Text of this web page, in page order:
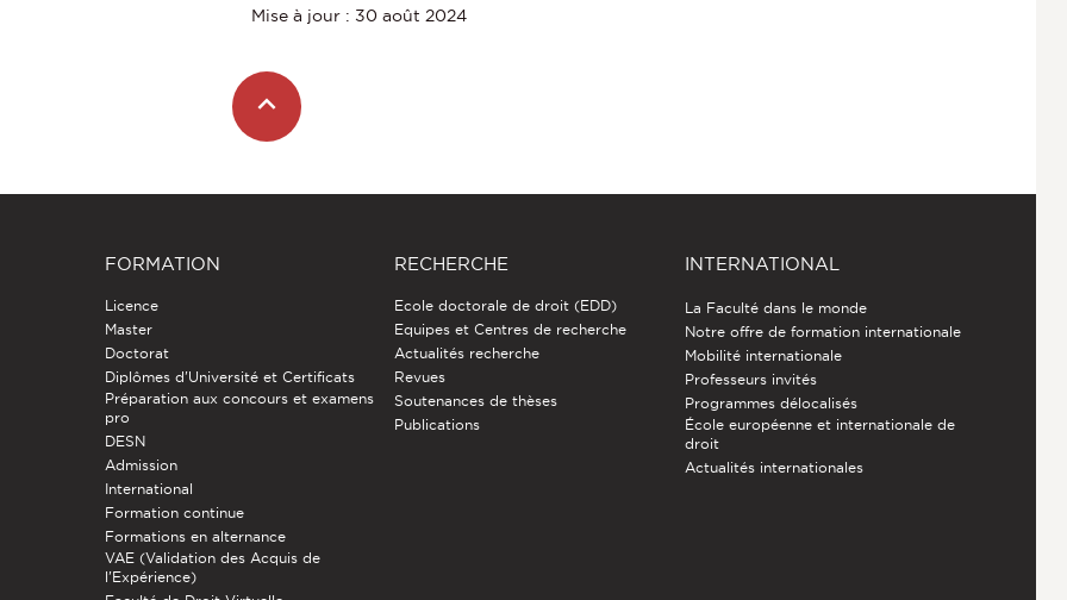
Mise à jour : 30 août 2024
FORMATION
Licence
Master
Doctorat
Diplômes d'Université et Certificats
Préparation aux concours et examens
pro
DESN
Admission
International
Formation continue
Formations en alternance
VAE (Validation des Acquis de
l'Expérience)
RECHERCHE
Ecole doctorale de droit (EDD)
Equipes et Centres de recherche
Actualités recherche
Revues
Soutenances de thèses
Publications
INTERNATIONAL
La Faculté dans le monde
Notre offre de formation internationale
Mobilité internationale
Professeurs invités
Programmes délocalisés
École européenne et internationale de
droit
Actualités internationales